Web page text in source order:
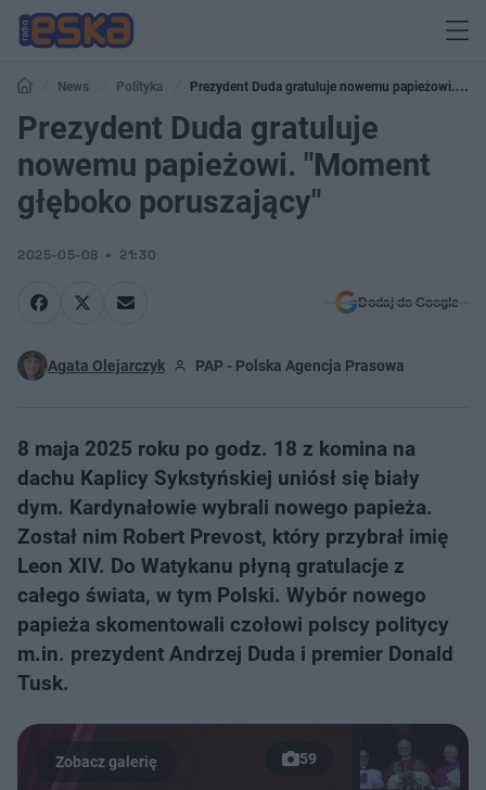
News Polityka
Prezydent Duda gratuluje nowemu papieżowi.
"Moment głęboko poruszający"
Prezydent Duda gratuluje
nowemu papieżowi. "Moment
głęboko poruszający"
2025-05-08 21:30
Dodaj do Google
Agata Olejarczyk PAP - Polska Agencja Prasowa
8 maja 2025 roku po godz. 18 z komina na
dachu Kaplicy Sykstyńskiej uniósł się biały
dym. Kardynałowie wybrali nowego papieża.
Został nim Robert Prevost, który przybrał imię
Leon XIV. Do Watykanu płyną gratulacje z
całego świata, w tym Polski. Wybór nowego
papieża skomentowali czołowi polscy politycy
m.in. prezydent Andrzej Duda i premier Donald
Tusk.
59